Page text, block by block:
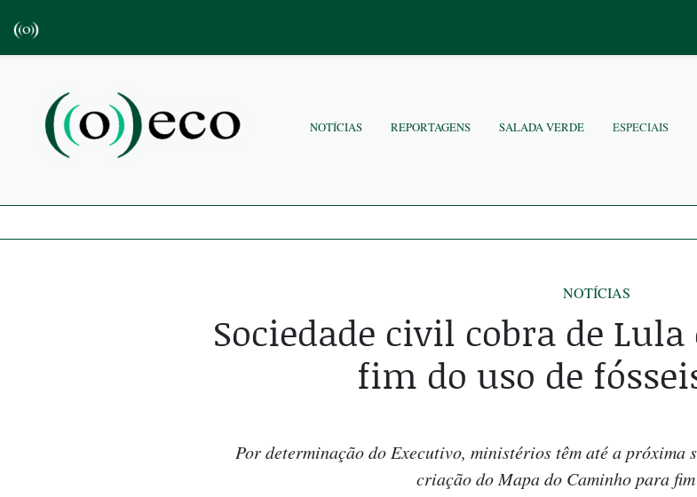
NOTÍCIAS REPORTAGENS SALADA VERDE ESPECIAIS
NOTÍCIAS
Sociedade civil cobra de
fim do uso de
Por determinação do Executivo, ministérios têm até a próxima
criação do Mapa do Caminho para